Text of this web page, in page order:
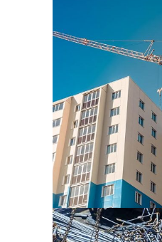
Oscar Wilde
SIN CATEGORÍA